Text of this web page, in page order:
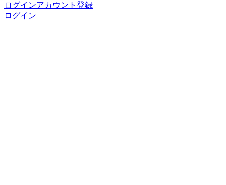
ログインアカウント登録
ログイン